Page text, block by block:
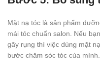
Mặt nạ tóc là sản phẩm
mái tóc chuẩn salon. Nếu
gãy rụng thì việc dùng mặt
bước chăm sóc tóc của mình.